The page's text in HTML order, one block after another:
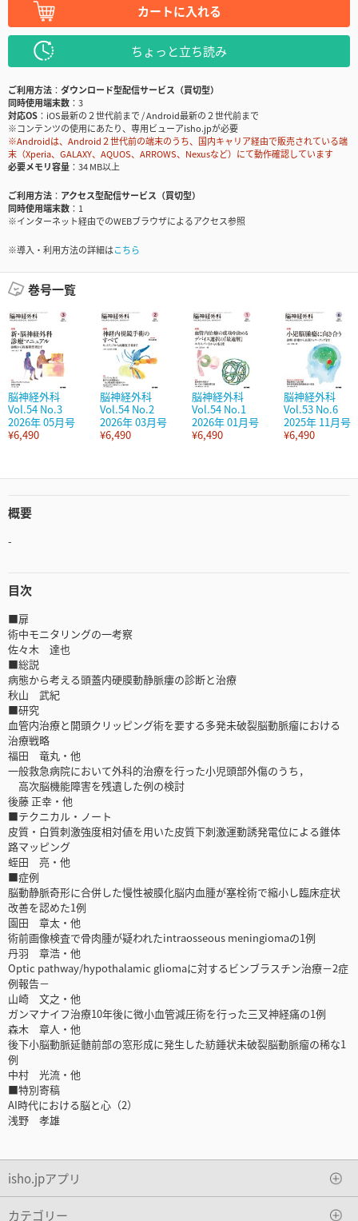
カートに入れる
ちょっと立ち読み
ご利用方法
ダウンロード型配信サービス（買切型）
同時使用端末数
3
対応OS
iOS最新の２世代前まで / Android最新の２世代前まで
※コンテンツの使用にあたり、専用ビューアisho.jpが必要
※Androidは、Android２世代前の端末のうち、国内キャリア経由で販売されている端
末（Xperia、GALAXY、AQUOS、ARROWS、Nexusなど）にて動作確認しています
必要メモリ容量
34 MB以上
ご利用方法
アクセス型配信サービス（買切型）
同時使用端末数
1
※インターネット経由でのWEBブラウザによるアクセス参照
※導入・利用方法の詳細はこちら
巻号一覧
脳神経外科
Vol.54 No.3
2026年 05月号
¥6,490
脳神経外科
Vol.54 No.2
2026年 03月号
¥6,490
脳神経外科
Vol.54 No.1
2026年 01月号
¥6,490
脳神経外科
Vol.53 No.6
2025年 11月号
¥6,490
概要
-
目次
■扉
術中モニタリングの一考察
佐々木 達也
■総説
病態から考える頭蓋内硬膜動静脈瘻の診断と治療
秋山 武紀
■研究
血管内治療と開頭クリッピング術を要する多発未破裂脳動脈瘤における
治療戦略
福田 竜丸・他
一般救急病院において外科的治療を行った小児頭部外傷のうち，
高次脳機能障害を残遺した例の検討
後藤 正幸・他
■テクニカル・ノート
皮質・白質刺激強度相対値を用いた皮質下刺激運動誘発電位による錐体
路マッピング
蛭田 亮・他
■症例
脳動静脈奇形に合併した慢性被膜化脳内血腫が塞栓術で縮小し臨床症状
改善を認めた1例
園田 章太・他
術前画像検査で骨肉腫が疑われたintraosseous meningiomaの1例
丹羽 章浩・他
Optic pathway/hypothalamic gliomaに対するビンブラスチン治療－2症
例報告－
山崎 文之・他
ガンマナイフ治療10年後に微小血管減圧術を行った三叉神経痛の1例
森木 章人・他
後下小脳動脈延髄前部の窓形成に発生した紡錘状未破裂脳動脈瘤の稀な1
例
中村 光流・他
■特別寄稿
AI時代における脳と心（2）
浅野 孝雄
isho.jpアプリ
カテゴリー